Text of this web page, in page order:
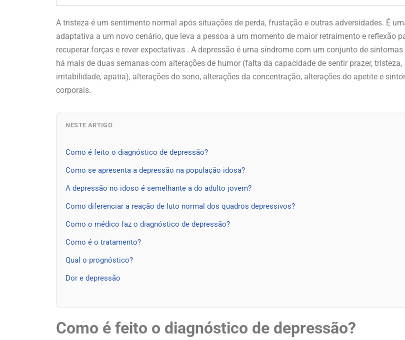
A tristeza é um sentimento normal após situações de perda, frustação e outras adversidades. É
adaptativa a um novo cenário, que leva a pessoa a um momento de maior retraimento e reflexão
recuperar forças e rever expectativas . A depressão é uma síndrome com um conjunto de sintomas
há mais de duas semanas com alterações de humor (falta da capacidade de sentir prazer, tristeza,
irritabilidade, apatia), alterações do sono, alterações da concentração, alterações do apetite e
corporais.
NESTE ARTIGO
Como é feito o diagnóstico de depressão?
Como se apresenta a depressão na população idosa?
A depressão no idoso é semelhante a do adulto jovem?
Como diferenciar a reação de luto normal dos quadros depressivos?
Como o médico faz o diagnóstico de depressão?
Como é o tratamento?
Qual o prognóstico?
Dor e depressão
Como é feito o diagnóstico de depressão?